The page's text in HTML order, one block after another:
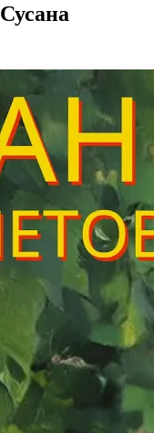
Сусана